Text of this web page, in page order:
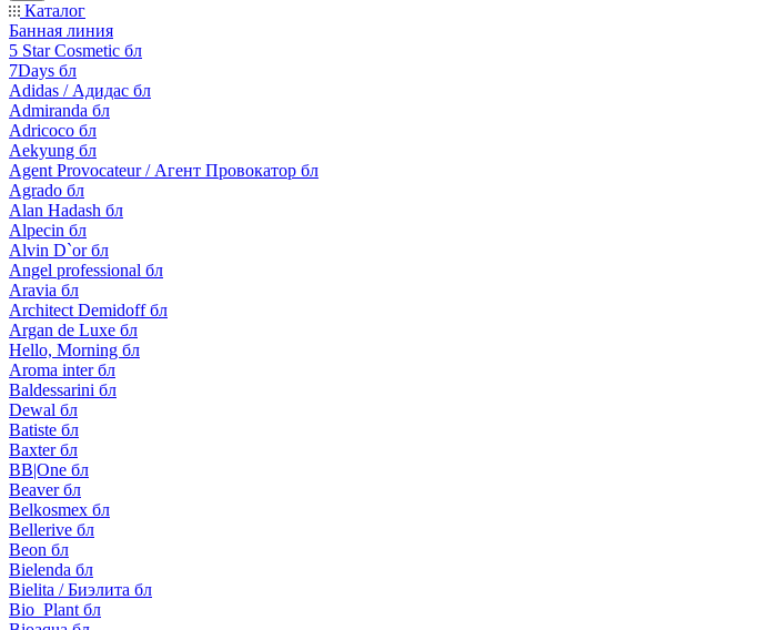
Каталог
Банная линия
5 Star Cosmetic бл
7Days бл
Adidas / Адидас бл
Admiranda бл
Adricoco бл
Aekyung бл
Agent Provocateur / Агент Провокатор бл
Agrado бл
Alan Hadash бл
Alpecin бл
Alvin D`or бл
Angel professional бл
Aravia бл
Architect Demidoff бл
Argan de Luxe бл
Hello, Morning бл
Aroma inter бл
Baldessarini бл
Dewal бл
Batiste бл
Baxter бл
BB|One бл
Beaver бл
Belkosmex бл
Bellerive бл
Beon бл
Bielenda бл
Bielita / Биэлита бл
Bio_Plant бл